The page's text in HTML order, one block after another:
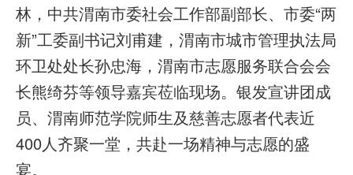
林，中共渭南市委社会工作部副部长、市委“两
新”工委副书记刘甫建，渭南市城市管理执法局
环卫处处长孙忠海，渭南市志愿服务联合会会
长熊绮芬等领导嘉宾莅临现场。银发宣讲团成
员、渭南师范学院师生及慈善志愿者代表近
400人齐聚一堂，共赴一场精神与志愿的盛
宴。